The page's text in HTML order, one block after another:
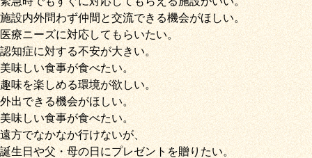
施設内外問わず仲間と交流できる機会がほしい。
医療ニーズに対応してもらいたい。
認知症に対する不安が大きい。
美味しい食事が食べたい。
趣味を楽しめる環境が欲しい。
外出できる機会がほしい。
美味しい食事が食べたい。
遠方でなかなか行けないが、
誕生日や父・母の日にプレゼントを贈りたい。